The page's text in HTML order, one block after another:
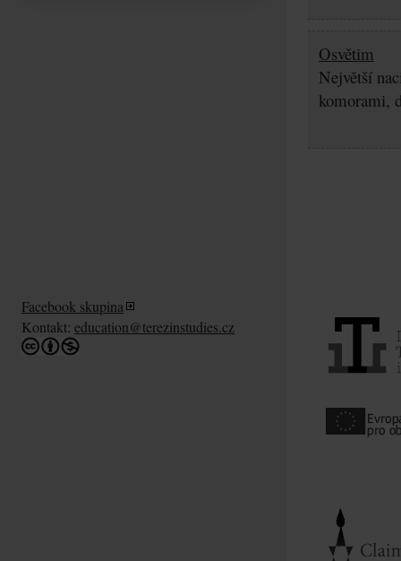
Osvětim
Největší
komorami,
Facebook skupina
Kontakt: education@terezinstudies.cz